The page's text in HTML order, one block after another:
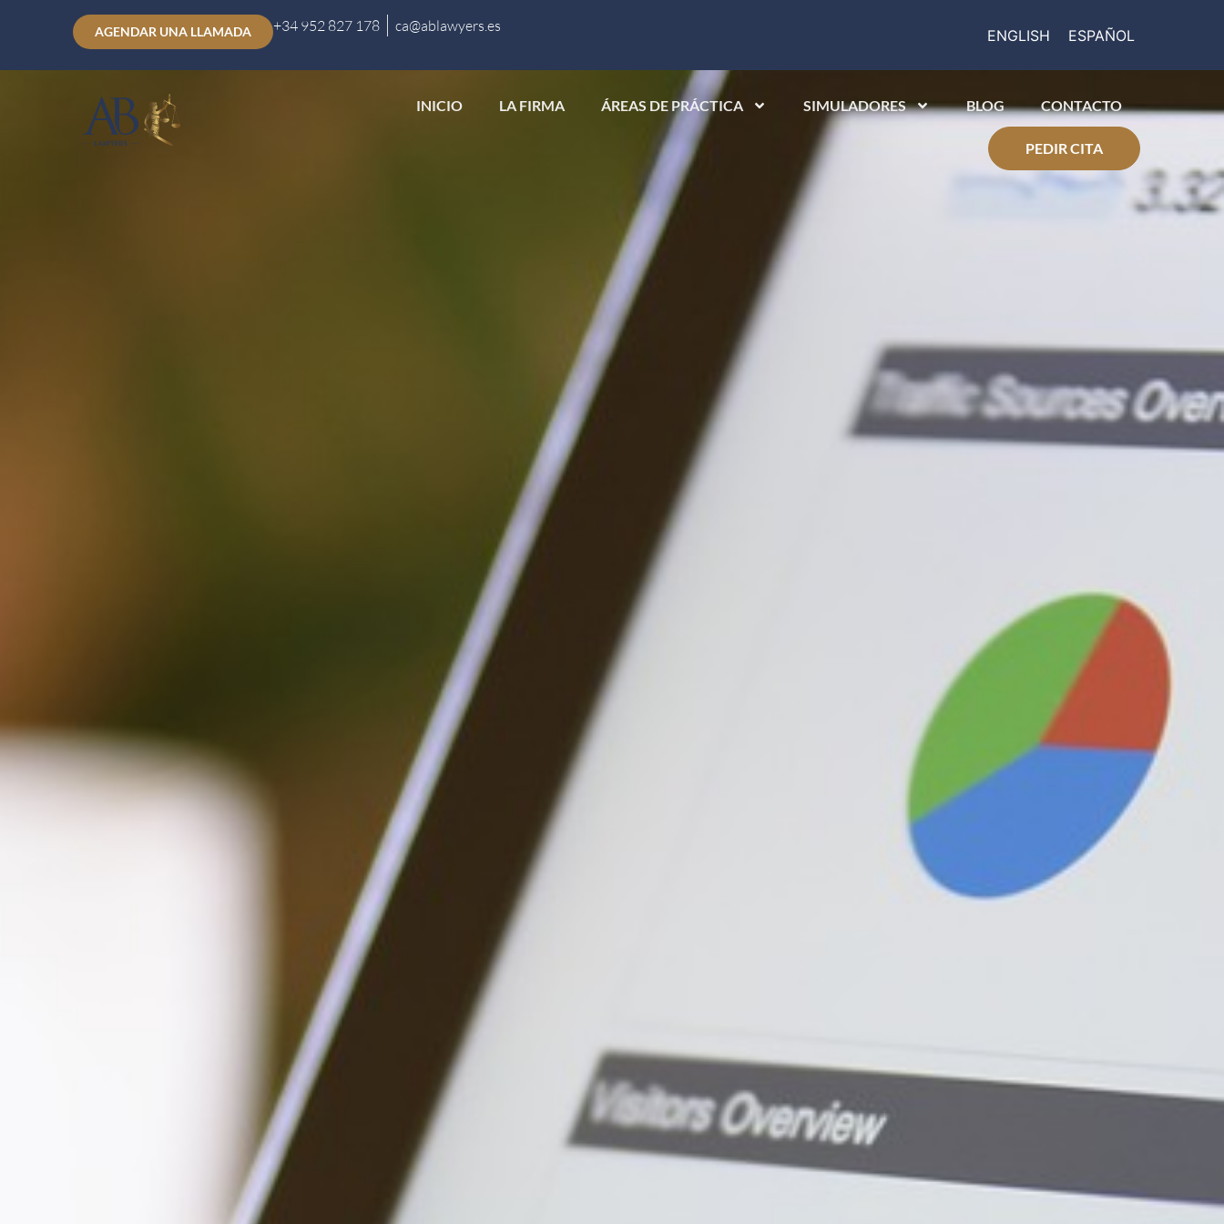
AGENDAR UNA LLAMADA +34 952 827 178 ca@ablawyers.es
ENGLISH ESPAÑOL
INICIO LA FIRMA ÁREAS DE PRÁCTICA SIMULADORES BLOG CONTACTO
PEDIR CITA